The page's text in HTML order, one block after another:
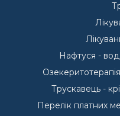
Нафтуся -
Трускавець -
Перелік платних